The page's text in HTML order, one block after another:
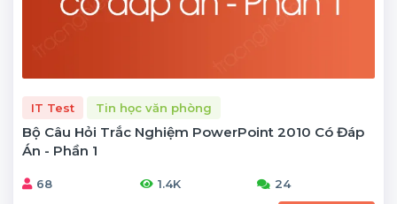
IT Test Tin học văn phòng
Bộ Câu Hỏi Trắc Nghiệm PowerPoint 2010 Có Đáp
Án - Phần 1
68 1.4K 24